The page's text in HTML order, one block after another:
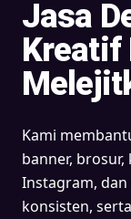
Jasa
Kreatif
Kami
banner,
Instagram,
konsisten,